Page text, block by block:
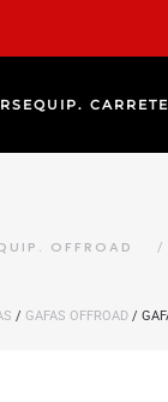
EQUIP.
OFFROAD
/ GAFAS OFFROAD /